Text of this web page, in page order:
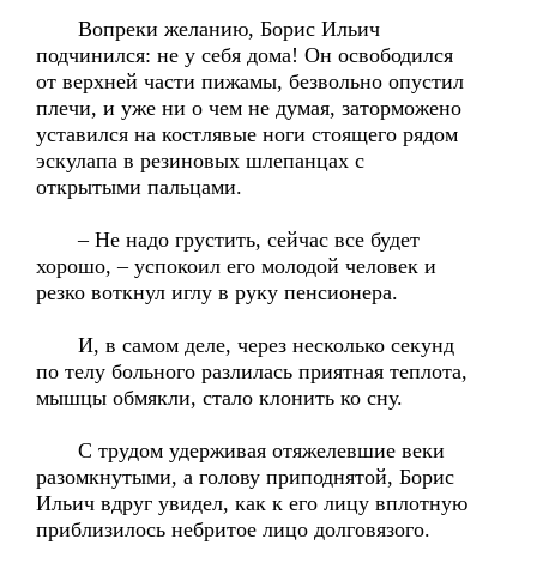
Вопреки желанию, Борис Ильич
подчинился: не у себя дома! Он освободился
от верхней части пижамы, безвольно опустил
плечи, и уже ни о чем не думая, заторможено
уставился на костлявые ноги стоящего рядом
эскулапа в резиновых шлепанцах с
открытыми пальцами.
– Не надо грустить, сейчас все будет
хорошо, – успокоил его молодой человек и
резко воткнул иглу в руку пенсионера.
И, в самом деле, через несколько секунд
по телу больного разлилась приятная теплота,
мышцы обмякли, стало клонить ко сну.
С трудом удерживая отяжелевшие веки
разомкнутыми, а голову приподнятой, Борис
Ильич вдруг увидел, как к его лицу вплотную
приблизилось небритое лицо долговязого.